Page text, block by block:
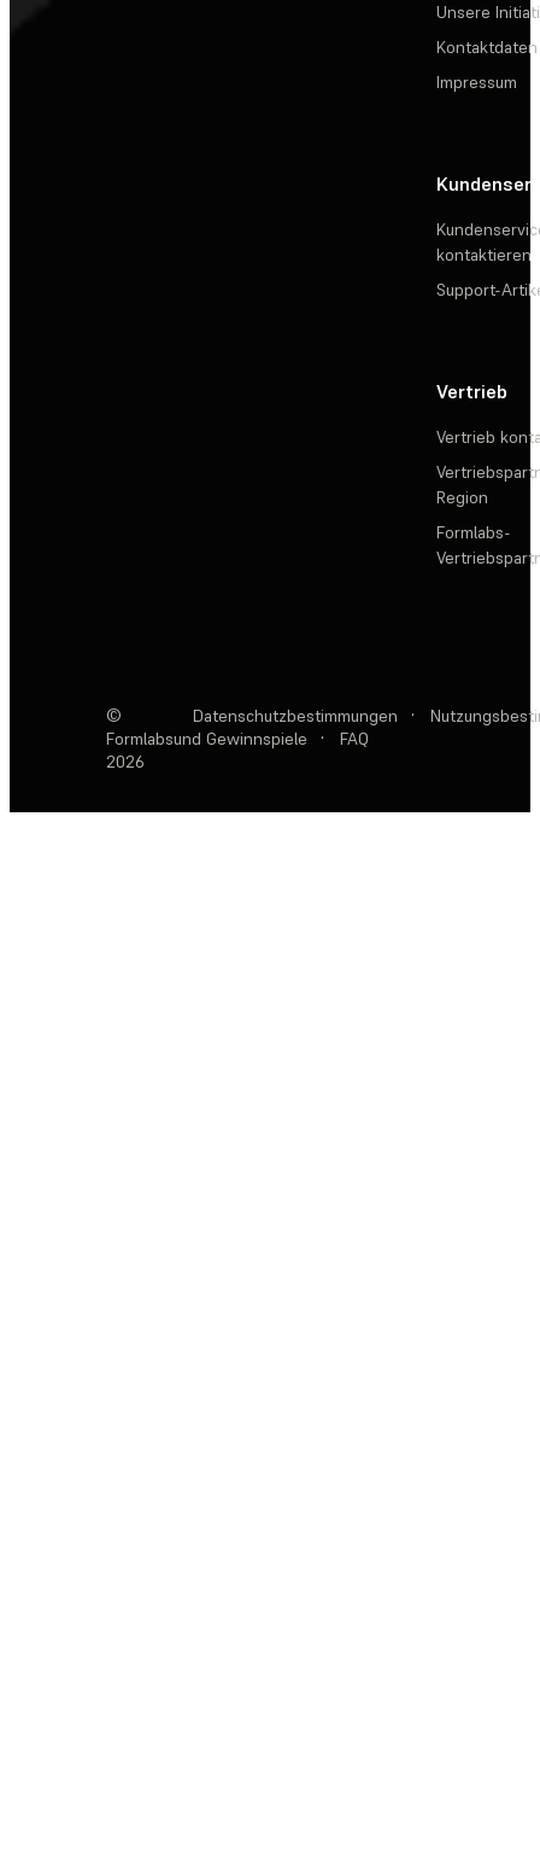
Unsere
Kontaktdaten
Impressum
kontaktieren
Support-
Vertrieb
Vertrieb
Region
Formlabs-
©
Formlabs
2026
Datenschutzbestimmungen ·
und Gewinnspiele
· FAQ